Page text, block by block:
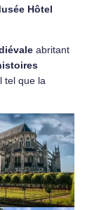
Hôtel
abritant
tel que la